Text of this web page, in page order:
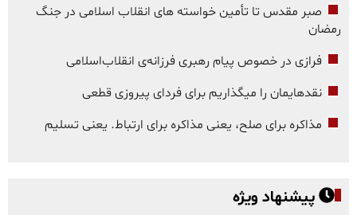
صبر مقدس تا تأمین خواسته های انقلاب اسلامی در جنگ
رمضان
فرازی در خصوص پیام رهبری فرزانه‌ی انقلاب‌اسلامی
نقدهایمان را میگذاریم برای فردای پیروزی قطعی
مذاکره برای صلح، یعنی مذاکره برای ارتباط. یعنی تسلیم
پیشنهاد ویژه